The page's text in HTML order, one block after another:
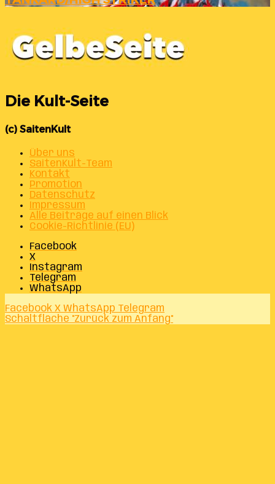
Die Kult-Seite
(c) SaitenKult
Über uns
SaitenKult-Team
Kontakt
Promotion
Datenschutz
Impressum
Alle Beiträge auf einen Blick
Cookie-Richtlinie (EU)
Facebook
X
Instagram
Telegram
WhatsApp
Facebook X WhatsApp Telegram
Schaltfläche "Zurück zum Anfang"